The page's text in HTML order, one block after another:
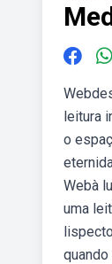
leitura
o
Webà
uma